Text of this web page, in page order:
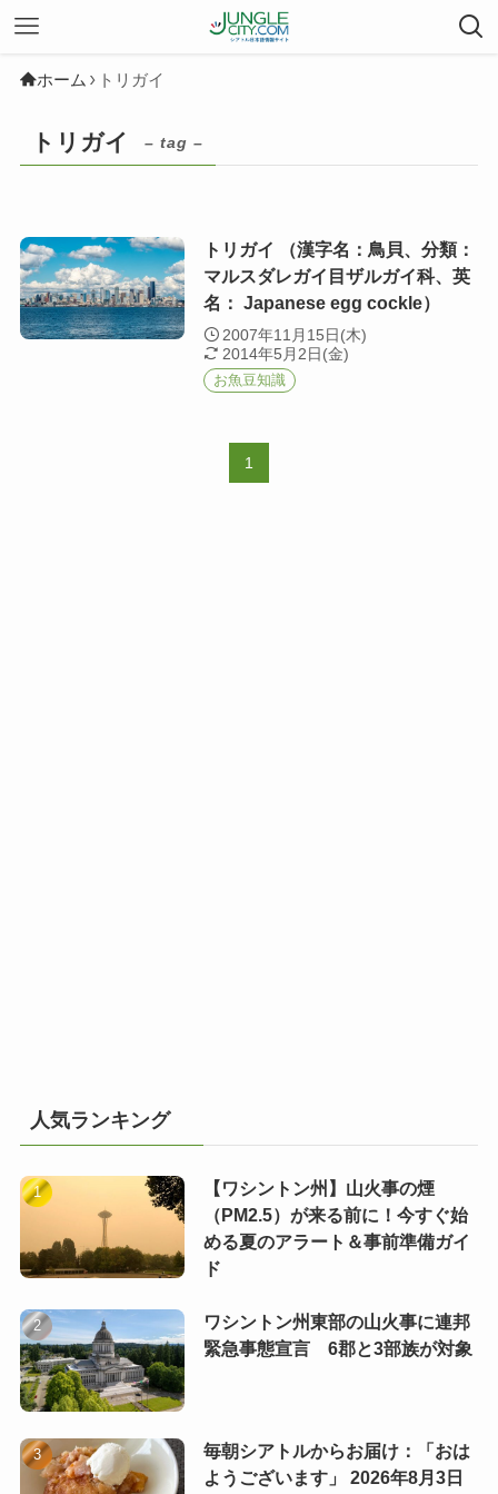
ホーム トリガイ
トリガイ – tag –
トリガイ （漢字名：鳥貝、分類：
マルスダレガイ目ザルガイ科、英
名： Japanese egg cockle）
2007年11月15日(木)
2014年5月2日(金)
お魚豆知識
1
人気ランキング
【ワシントン州】山火事の煙
（PM2.5）が来る前に！今すぐ始
める夏のアラート＆事前準備ガイ
ド
ワシントン州東部の山火事に連邦
緊急事態宣言 6郡と3部族が対象
毎朝シアトルからお届け：「おは
ようございます」 2026年8月3日